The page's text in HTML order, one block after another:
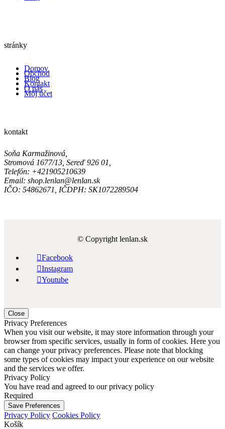
stránky
Domov
Obchod
Blog
Kontakt
O nás
Môj účet
kontakt
Soňa Karmažinová,
Stromová 1677/13, Sereď 926 01,
Telefón: +421905210639
Email: shop.lenlan@lenlan.sk
IČO: 54862671, IČDPH: SK1072289504
© Copyright lenlan.sk
Facebook
Instagram
Youtube
Close
Privacy Preferences
When you visit our website, it may store information through your
browser from specific services, usually in form of cookies. Here you
can change your privacy preferences. Please note that blocking
some types of cookies may impact your experience on our website
and the services we offer.
Privacy Policy
You have read and agreed to our privacy policy
Required
Save Preferences
Privacy Policy Cookies Policy
Košík